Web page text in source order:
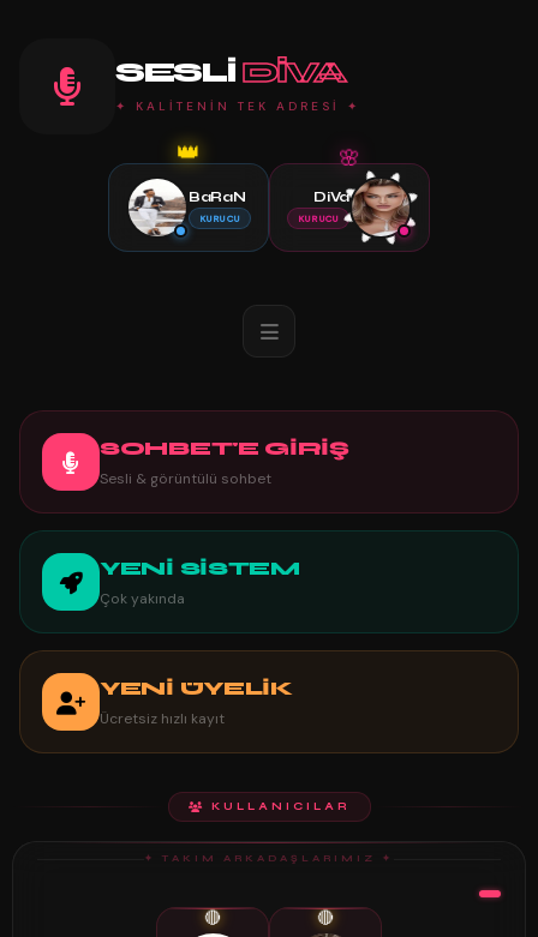
SESLI DIVA
✦ KALİTENİN TEK ADRESİ ✦
👑
BaRaN
KURUCU
🌸
DiVa
KURUCU
SOHBET'E GİRİŞ
Sesli & görüntülü sohbet
YENİ SİSTEM
Çok yakında
YENİ ÜYELİK
Ücretsiz hızlı kayıt
KULLANICILAR
✦ TAKIM ARKADAŞLARIMIZ ✦
🔴 🔴